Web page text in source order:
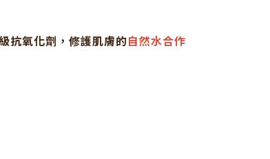
抗氧化劑，修護肌膚的自然水合作